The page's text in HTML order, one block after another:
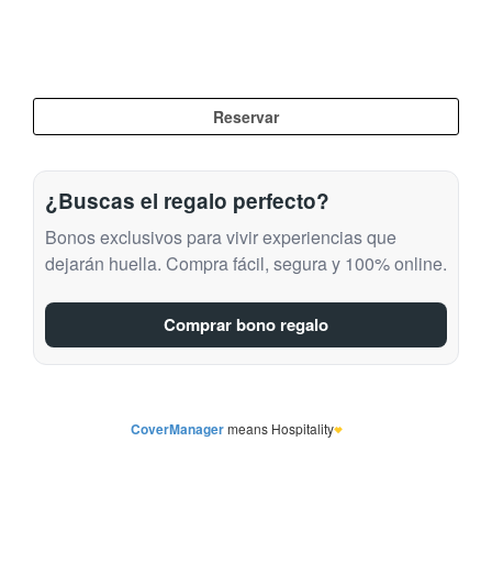
¿Buscas el regalo perfecto?
Bonos exclusivos para vivir experiencias que
dejarán huella. Compra fácil, segura y 100% online.
Comprar bono regalo
CoverManagermeans Hospitality